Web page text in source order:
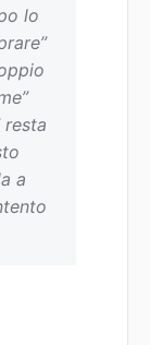
lo
resta
a